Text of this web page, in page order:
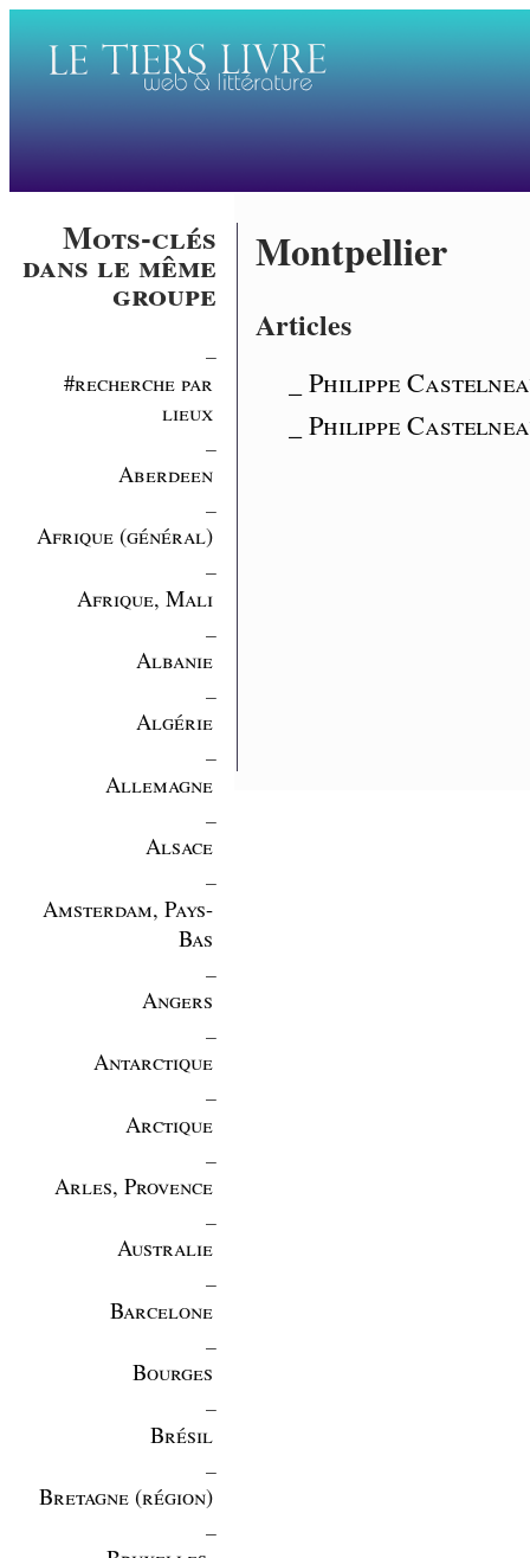
Mots-clés
dans le même
groupe
#recherche par
lieux
Aberdeen
Afrique (général)
Afrique, Mali
Albanie
Algérie
Allemagne
Alsace
Amsterdam, Pays-
Bas
Angers
Antarctique
Arctique
Arles, Provence
Australie
Barcelone
Bourges
Brésil
Bretagne (région)
Montpellier
Articles
_ Philippe
_ Philippe